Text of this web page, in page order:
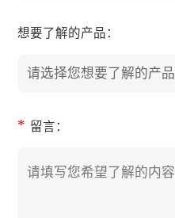
想要了解的产品：
请选择您想要了解的产品
* 留言：